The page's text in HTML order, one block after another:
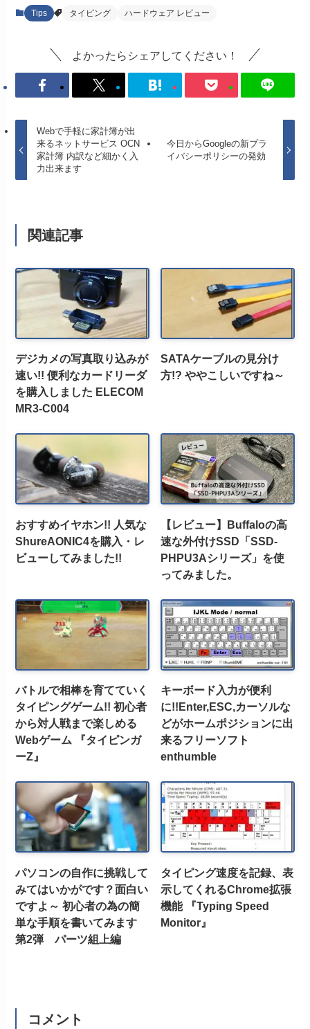
Tips タイピング ハードウェア レビュー
よかったらシェアしてください！
Webで手軽に家計簿が出
来るネットサービス OCN
家計簿 内訳など細かく入
力出来ます
今日からGoogleの新プラ
イバシーポリシーの発効
関連記事
デジカメの写真取り込みが
速い!! 便利なカードリーダ
を購入しました ELECOM
MR3-C004
SATAケーブルの見分け
方!? ややこしいですね～
おすすめイヤホン!! 人気な
ShureAONIC4を購入・レ
ビューしてみました!!
【レビュー】Buffaloの高
速な外付けSSD「SSD-
PHPU3Aシリーズ」を使
ってみました。
バトルで相棒を育てていく
タイピングゲーム!! 初心者
から対人戦まで楽しめる
Webゲーム 『タイピンガ
ーZ』
キーボード入力が便利
に!!Enter,ESC,カーソルな
どがホームポジションに出
来るフリーソフト
enthumble
パソコンの自作に挑戦して
みてはいかがです？面白い
ですよ～ 初心者の為の簡
単な手順を書いてみます
第2弾 パーツ組上編
タイピング速度を記録、表
示してくれるChrome拡張
機能 『Typing Speed
Monitor』
コメント